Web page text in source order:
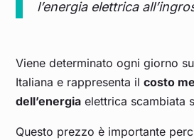
l’energia elettrica
Viene determinato ogni giorno
Italiana e rappresenta ilcosto
dell’energia elettrica scambiata
Questo prezzo è importante